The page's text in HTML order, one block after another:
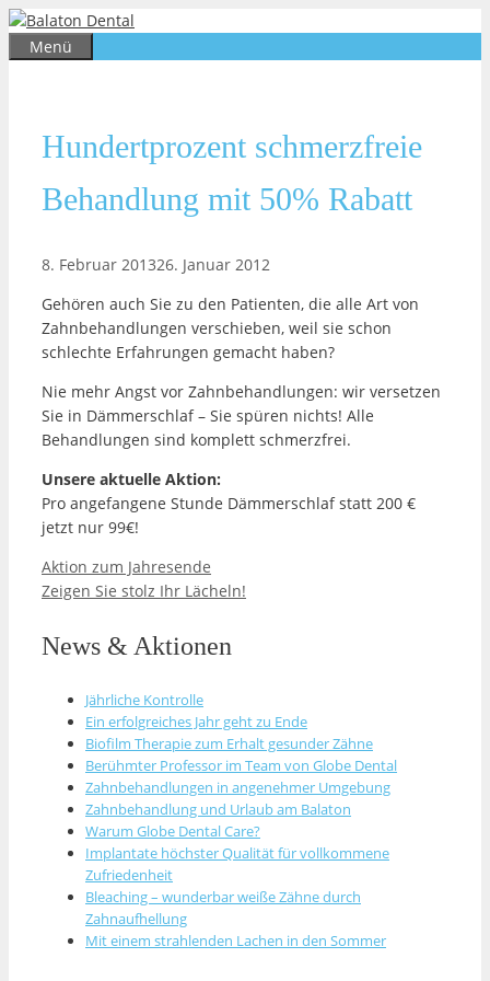
Zum
Inhalt
springen
Menü
Hundertprozent schmerzfreie
Behandlung mit 50% Rabatt
8. Februar 201326. Januar 2012
Gehören auch Sie zu den Patienten, die alle Art von
Zahnbehandlungen verschieben, weil sie schon
schlechte Erfahrungen gemacht haben?
Nie mehr Angst vor Zahnbehandlungen: wir versetzen
Sie in Dämmerschlaf – Sie spüren nichts! Alle
Behandlungen sind komplett schmerzfrei.
Unsere aktuelle Aktion:
Pro angefangene Stunde Dämmerschlaf statt 200 €
jetzt nur 99€!
Aktion zum Jahresende
Zeigen Sie stolz Ihr Lächeln!
News & Aktionen
Jährliche Kontrolle
Ein erfolgreiches Jahr geht zu Ende
Biofilm Therapie zum Erhalt gesunder Zähne
Berühmter Professor im Team von Globe Dental
Zahnbehandlungen in angenehmer Umgebung
Zahnbehandlung und Urlaub am Balaton
Warum Globe Dental Care?
Implantate höchster Qualität für vollkommene
Zufriedenheit
Bleaching – wunderbar weiße Zähne durch
Zahnaufhellung
Mit einem strahlenden Lachen in den Sommer